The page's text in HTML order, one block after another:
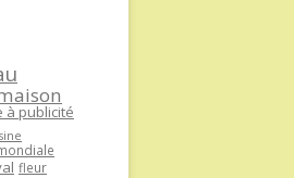
à publicité
fleur